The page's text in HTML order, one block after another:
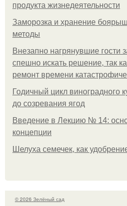
продукта жизнедеятельности
Заморозка и хранение
методы
Внезапно нагрянувшие гости
спешно искать решение, так
ремонт времени
Годичный цикл виноградного
до созревания ягод
Введение в Лекцию № 14:
концепции
Шелуха семечек, как
© 2026 Зелёный сад